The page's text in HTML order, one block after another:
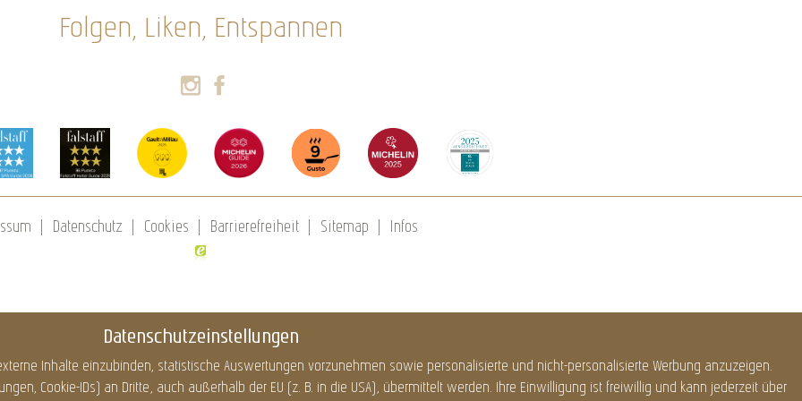
Datenschutzeinstellungen
Inhalte einzubinden, statistische Auswertungen vorzunehmen sowie personalisierte und nicht-personalisierte Werbung anzuzeigen.
Cookie-IDs) an Dritte, auch außerhalb der EU (z. B. in die USA), übermittelt werden. Ihre Einwilligung ist freiwillig und kann jederzeit über
Folgen, Liken, Entspannen
Datenschutz Cookies Barrierefreiheit Sitemap Infos